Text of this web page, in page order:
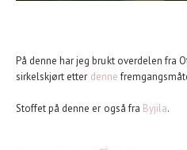
På denne har jeg brukt overdelen fra
sirkelskjørt etter denne
Stoffet på denne er også fra Byjila.